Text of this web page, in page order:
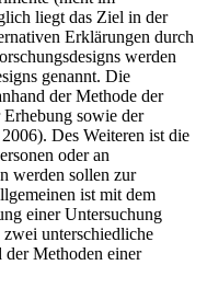
liegt das Ziel in der
Erklärungen durch
werden
genannt. Die
der Methode der
sowie der
Des Weiteren ist die
oder an
werden sollen zur
ist mit dem
einer Untersuchung
zwei unterschiedliche
der Methoden einer